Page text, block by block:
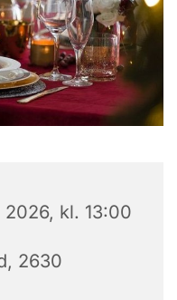
kl. 13:00
2630